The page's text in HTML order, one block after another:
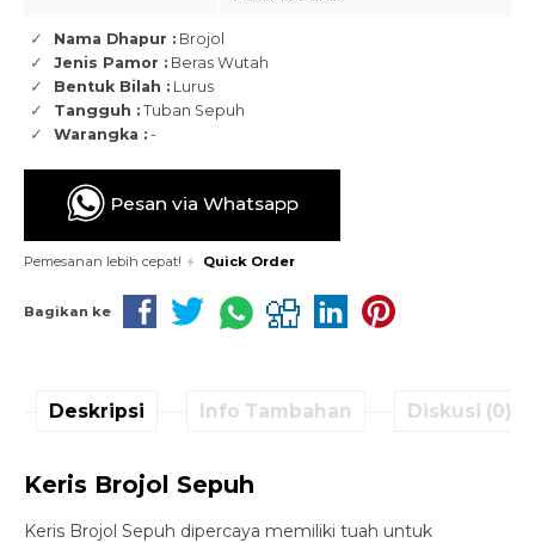
Nama Dhapur : Brojol
Jenis Pamor : Beras Wutah
Bentuk Bilah : Lurus
Tangguh : Tuban Sepuh
Warangka : -
Pesan via Whatsapp
Pemesanan lebih cepat! Quick Order
Bagikan ke
Deskripsi Info Tambahan Diskusi (0)
Keris Brojol Sepuh
Keris Brojol Sepuh dipercaya memiliki tuah untuk